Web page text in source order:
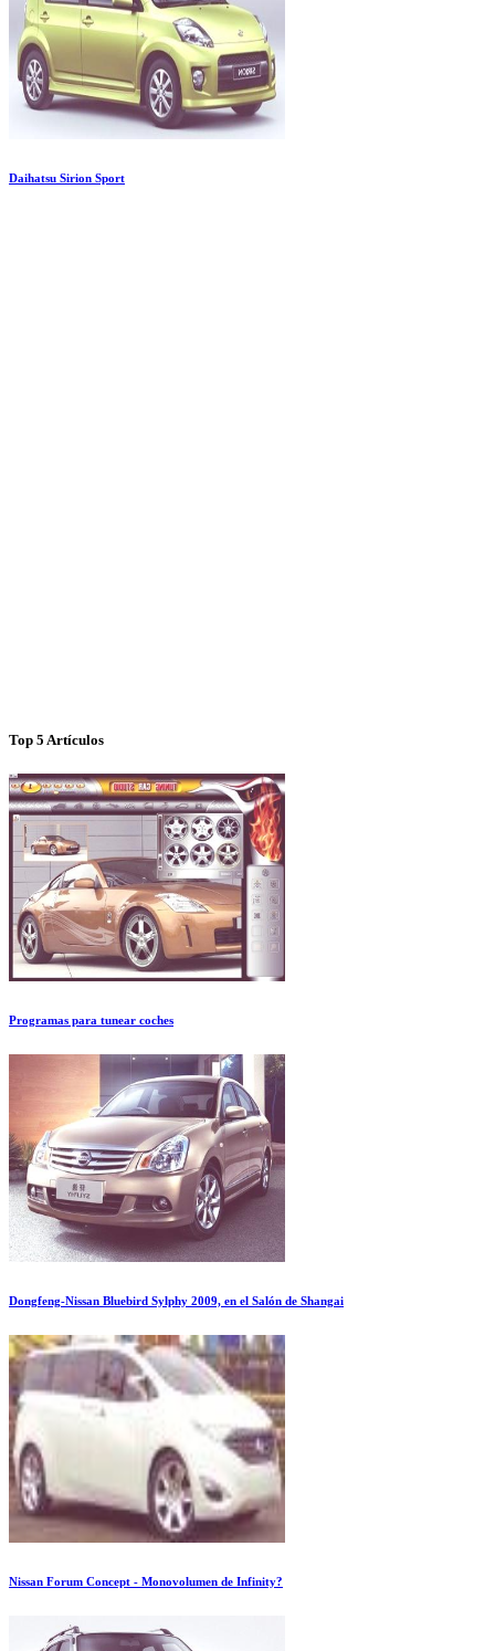
Daihatsu Sirion Sport
Top 5 Artículos
Programas para tunear coches
Dongfeng-Nissan Bluebird Sylphy 2009, en el Salón de Shangai
Nissan Forum Concept - Monovolumen de Infinity?